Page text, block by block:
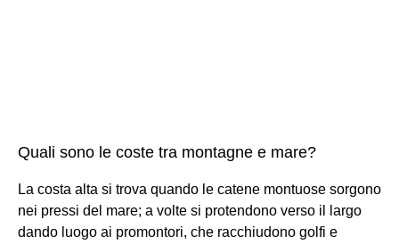
Quali sono le coste tra montagne e mare?
La costa alta si trova quando le catene montuose sorgono
nei pressi del mare; a volte si protendono verso il largo
dando luogo ai promontori, che racchiudono golfi e